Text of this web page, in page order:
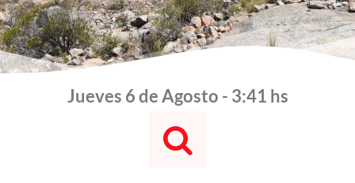
Jueves 6 de Agosto - 3:41 hs